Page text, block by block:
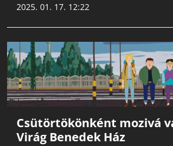
2025. 01. 17. 12:22
Csütörtökönként mozivá
Virág Benedek Ház